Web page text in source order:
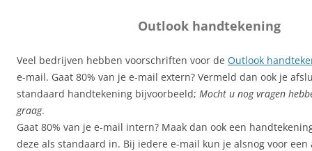
Outlook handtekening
Veel bedrijven hebben voorschriften voor de Outlook
e-mail. Gaat 80% van je e-mail extern? Vermeld dan ook je
standaard handtekening bijvoorbeeld; Mocht u nog vragen
graag.
Gaat 80% van je e-mail intern? Maak dan ook een
deze als standaard in. Bij iedere e-mail kun je alsnog voor een